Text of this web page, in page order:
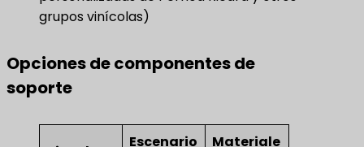
grupos vinícolas)
Opciones de componentes de
soporte
Escenario
Materiale